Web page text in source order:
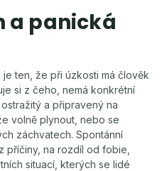
a panická
ten, že při úzkosti má člověk
si z čeho, nemá konkrétní
a připravený na
volně plynout, nebo se
záchvatech. Spontánní
příčiny, na rozdíl od fobie,
situací, kterých se lidé